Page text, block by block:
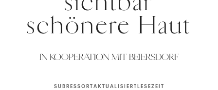
schönere Haut
IN KOOPERATION MIT BEIERSDORF
SUBRESSORTAKTUALISIERTLESEZEIT